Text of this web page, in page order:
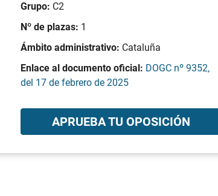
Grupo: C2
Nº de plazas: 1
Ámbito administrativo: Cataluña
Enlace al documento oficial: DOGC nº 9352,
del 17 de febrero de 2025
APRUEBA TU OPOSICIÓN